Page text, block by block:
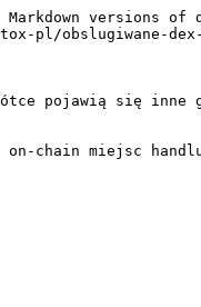
versions of
pl/obslugiwane-
pojawią się inne